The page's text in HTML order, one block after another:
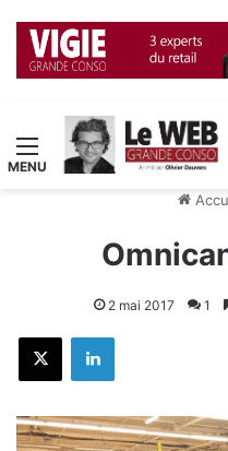
Menu
2 mai 2017 1
X Linkedin